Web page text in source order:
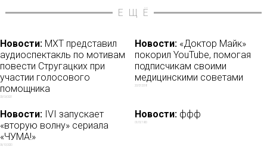
ЕЩЁ
Новости: МХТ представил
аудиоспектакль по мотивам
повести Стругацких при
участии голосового
помощника
03/09/2021
Новости: «Доктор Майк»
покорил YouTube, помогая
подписчикам своими
медицинскими советами
20/07/2018
Новости: IVI запускает
«вторую волну» сериала
«ЧУМА!»
06/10/2020
Новости: ффф
01/01/1900